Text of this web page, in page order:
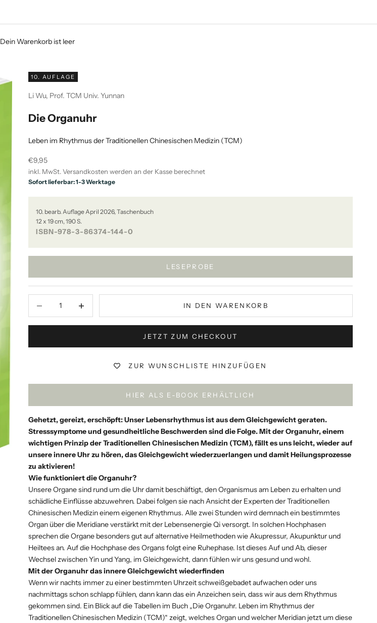
Dein Warenkorb ist leer
10. AUFLAGE
Li Wu, Prof. TCM Univ. Yunnan
Die Organuhr
Leben im Rhythmus der Traditionellen Chinesischen Medizin (TCM)
Angebot
€9,95
inkl. MwSt. Versandkosten werden an der Kasse berechnet
Sofort lieferbar: 1-3 Werktage
10. bearb. Auflage April 2026, Taschenbuch
12 x 19 cm, 190 S.
ISBN-978-3-86374-144-0
LESEPROBE
IN DEN WARENKORB
JETZT ZUM CHECKOUT
ZUR WUNSCHLISTE HINZUFÜGEN
HIER ALS E-BOOK ERHÄLTLICH
Gehetzt, gereizt, erschöpft: Unser Lebensrhythmus ist aus dem Gleichgewicht geraten.
Stresssymptome und gesundheitliche Beschwerden sind die Folge. Mit der Organuhr, einem
wichtigen Prinzip der Traditionellen Chinesischen Medizin (TCM), fällt es uns leicht, wieder auf
unsere innere Uhr zu hören, das Gleichgewicht wiederzuerlangen und damit Heilungsprozesse
zu aktivieren!
Wie funktioniert die Organuhr?
Unsere Organe sind rund um die Uhr damit beschäftigt, den Organismus am Leben zu erhalten und
schädliche Einflüsse abzuwehren. Dabei folgen sie nach Ansicht der Experten der Traditionellen
Chinesischen Medizin einem eigenen Rhythmus. Alle zwei Stunden wird demnach ein bestimmtes
Organ über die Meridiane verstärkt mit der Lebensenergie Qi versorgt. In solchen Hochphasen
sprechen die Organe besonders gut auf alternative Heilmethoden wie Akupressur, Akupunktur und
Heiltees an. Auf die Hochphase des Organs folgt eine Ruhephase. Ist dieses Auf und Ab, dieser
Wechsel zwischen Yin und Yang, im Gleichgewicht, dann fühlen wir uns gesund und wohl.
Mit der Organuhr das innere Gleichgewicht wiederfinden
Wenn wir nachts immer zu einer bestimmten Uhrzeit schweißgebadet aufwachen oder uns
nachmittags schon schlapp fühlen, dann kann das ein Anzeichen sein, dass wir aus dem Rhythmus
gekommen sind. Ein Blick auf die Tabellen im Buch „Die Organuhr. Leben im Rhythmus der
Traditionellen Chinesischen Medizin (TCM)“ zeigt, welches Organ und welcher Meridian jetzt um diese